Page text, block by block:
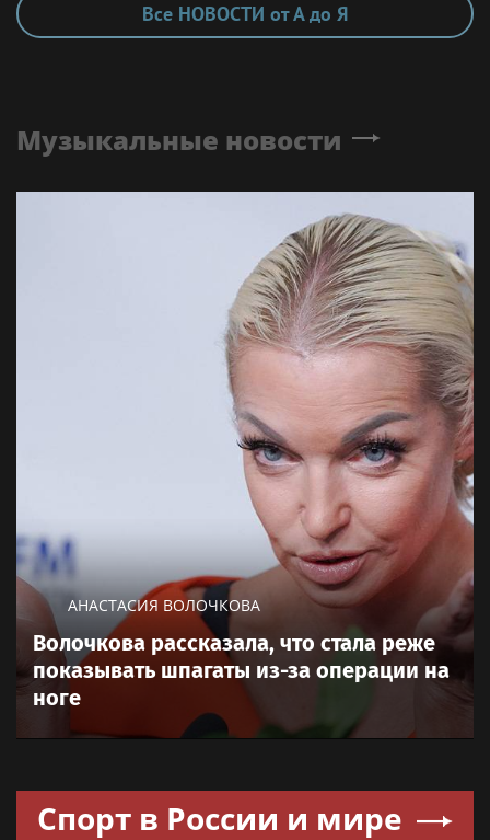
Все НОВОСТИ от А до Я
Музыкальные новости
АНАСТАСИЯ ВОЛОЧКОВА
Волочкова рассказала, что стала реже
показывать шпагаты из-за операции на
ноге
Спорт в России и мире